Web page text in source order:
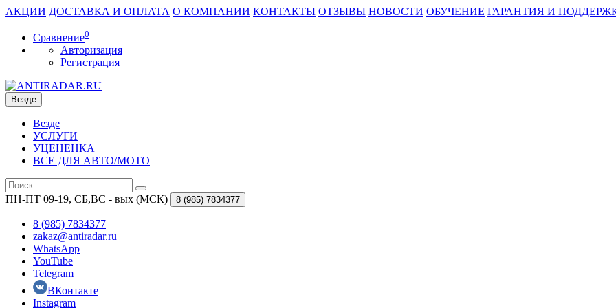
АКЦИИ ДОСТАВКА И ОПЛАТА О КОМПАНИИ КОНТАКТЫ ОТЗЫВЫ НОВОСТИ ОБУЧЕНИЕ ГАРАНТИЯ И
Сравнение0
Авторизация
Регистрация
Везде
Везде
УСЛУГИ
УЦЕНЕНКА
ВСЕ ДЛЯ АВТО/МОТО
ПН-ПТ 09-19, СБ,ВС - вых (МСК) 8 (985) 7834377
8 (985) 7834377
zakaz@antiradar.ru
WhatsApp
YouTube
Telegram
ВКонтакте
Instagram